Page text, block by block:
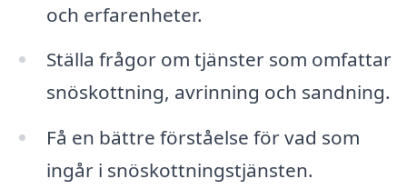
och erfarenheter.
Ställa frågor om tjänster som omfattar
snöskottning, avrinning och sandning.
Få en bättre förståelse för vad som
ingår i snöskottningstjänsten.